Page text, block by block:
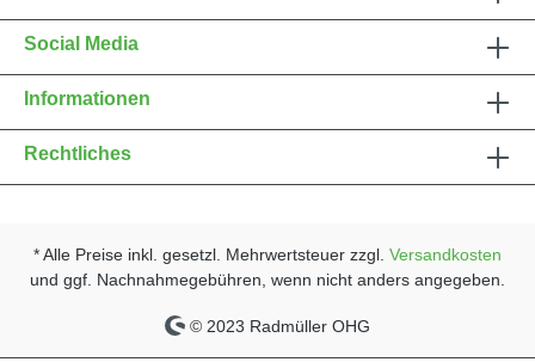
Social Media
Informationen
Rechtliches
* Alle Preise inkl. gesetzl. Mehrwertsteuer zzgl. Versandkosten
und ggf. Nachnahmegebühren, wenn nicht anders angegeben.
© 2023 Radmüller OHG